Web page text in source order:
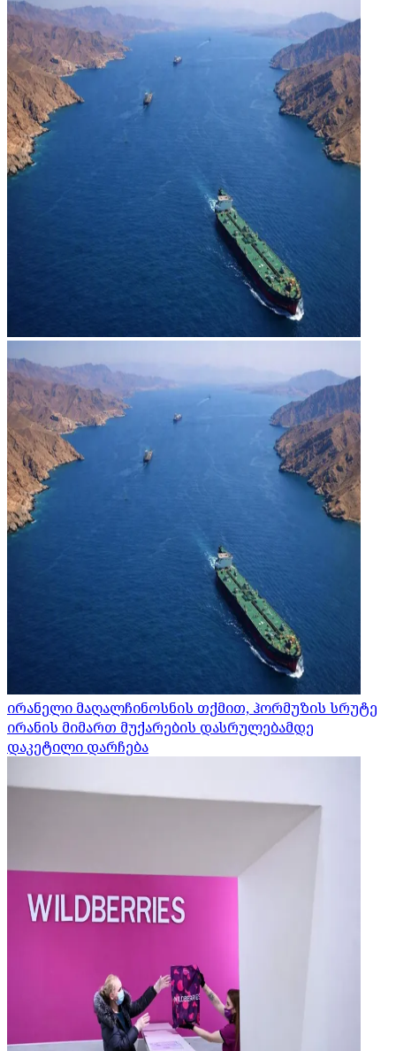
ირანელი მაღალჩინოსნის თქმით, ჰორმუზის სრუტე
ირანის მიმართ მუქარების დასრულებამდე
დაკეტილი დარჩება